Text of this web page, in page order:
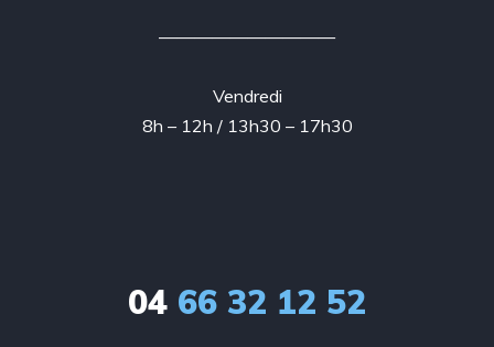
——————————
Vendredi
8h – 12h / 13h30 – 17h30
04 66 32 12 52